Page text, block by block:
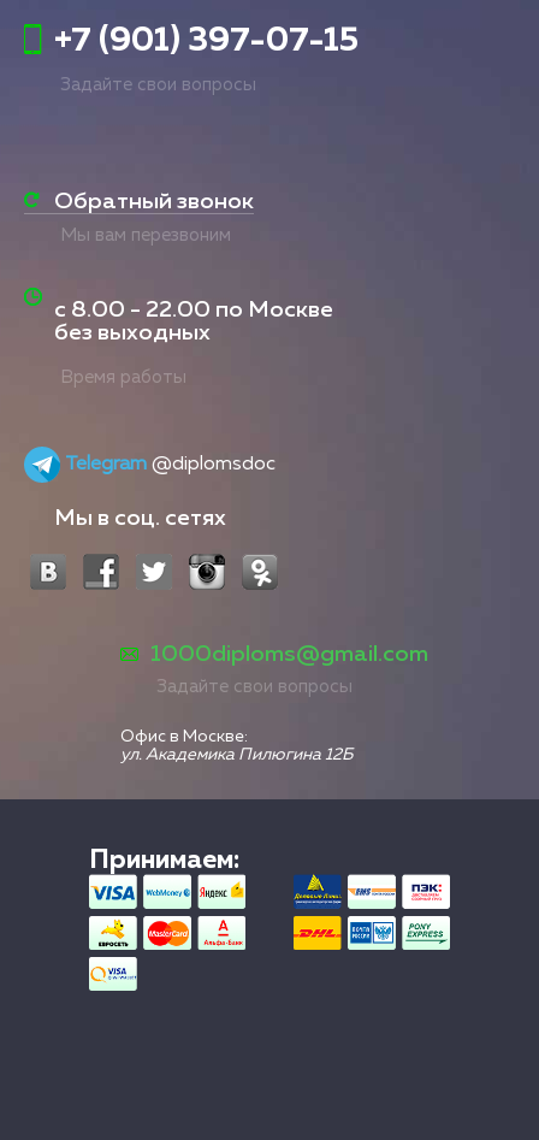
+7 (901) 397-07-15
Задайте свои вопросы
Обратный звонок
Мы вам перезвоним
с 8.00 - 22.00 по Москве
без выходных
Время работы
Telegram @diplomsdoc
Мы в соц. сетях
1000diploms@gmail.com
Задайте свои вопросы
Офис в Москве:
ул. Академика Пилюгина 12Б
Принимаем: